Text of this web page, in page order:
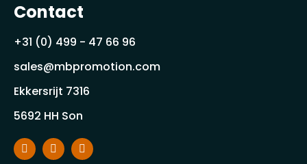
Contact
+31 (0) 499 - 47 66 96
sales@mbpromotion.com
Ekkersrijt 7316
5692 HH Son